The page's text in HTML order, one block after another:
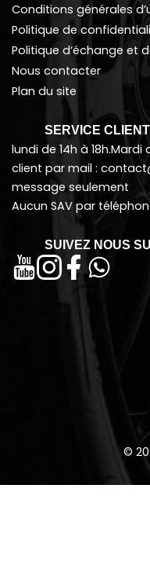
Conditions générales
Politique de
Politique d‘échange et
Nous contacter
Plan du site
SERVICE CLIENT
lundi de 14h à
client par mail :
message seulement
Aucun SAV par
SUIVEZ NOUS
©